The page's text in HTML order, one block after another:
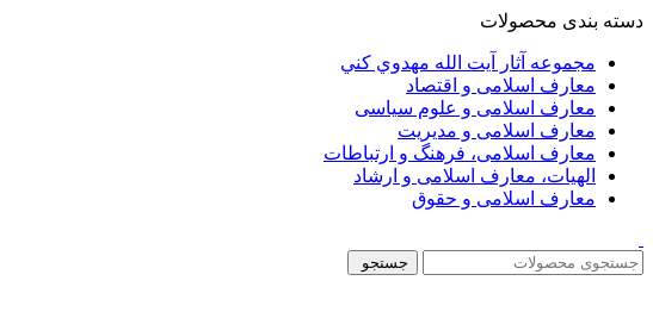
دسته بندی محصولات
مجموعه آثار آيت الله مهدوي كني
معارف اسلامی و اقتصاد
معارف اسلامی و علوم سیاسی
معارف اسلامی و مدیریت
معارف اسلامی، فرهنگ و ارتباطات
الهیات، معارف اسلامی و ارشاد
معارف اسلامی و حقوق
جستجو